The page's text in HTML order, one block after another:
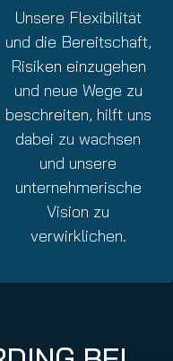
Unsere Flexibilität
und die Bereitschaft,
Risiken einzugehen
und neue Wege zu
beschreiten, hilft uns
dabei zu wachsen
und unsere
unternehmerische
Vision zu
verwirklichen.